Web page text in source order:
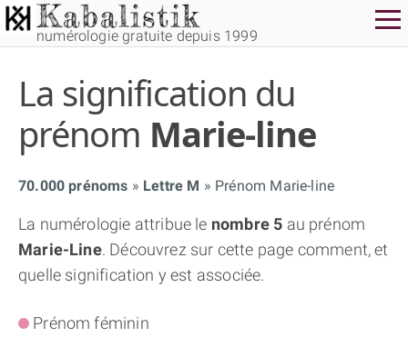
numérologie gratuite depuis 1999
La signification du
prénom Marie-line
70.000 prénoms Lettre M Prénom Marie-line
La numérologie attribue le nombre 5 au prénom
Marie-Line. Découvrez sur cette page comment, et
quelle signification y est associée.
Prénom féminin
THÈME GRATUIT
THÈME NUMÉROLOGIQUE APPROFONDI
THÈME TEMPOREL